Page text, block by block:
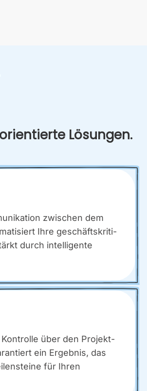
Lösun­gen.
zwi­schen dem
Ihre geschäfts­kri­ti­
durch intel­li­gen­te
Kon­trol­le über den Pro­jekt­
ein Ergeb­nis, das
für Ihren